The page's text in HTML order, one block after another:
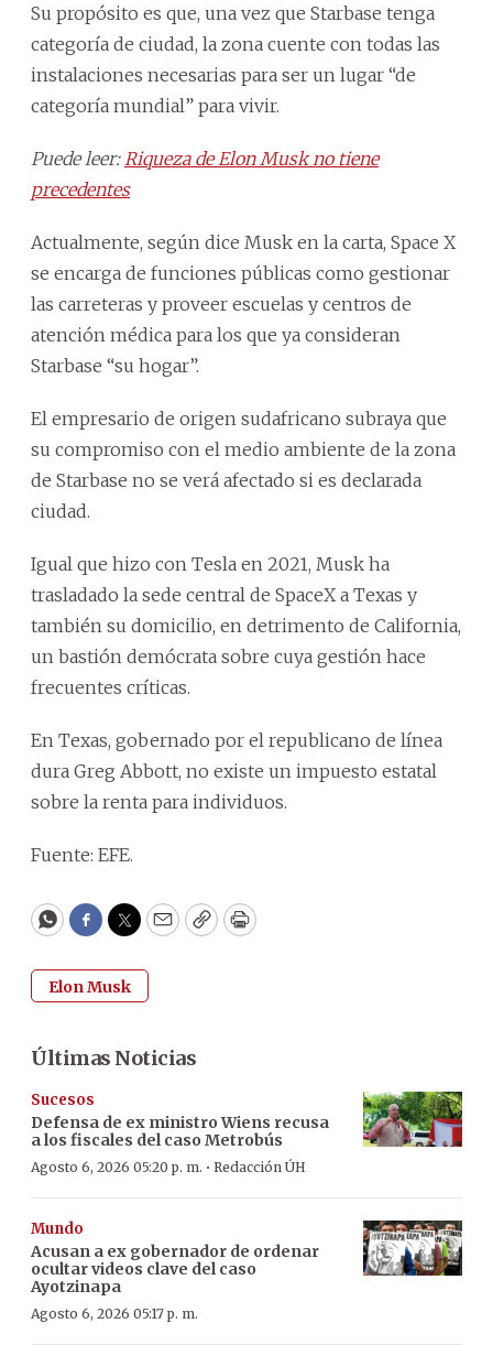
Su propósito es que, una vez que Starbase tenga
categoría de ciudad, la zona cuente con todas las
instalaciones necesarias para ser un lugar “de
categoría mundial” para vivir.
Puede leer: Riqueza de Elon Musk no tiene
precedentes
Actualmente, según dice Musk en la carta, Space X
se encarga de funciones públicas como gestionar
las carreteras y proveer escuelas y centros de
atención médica para los que ya consideran
Starbase “su hogar”.
El empresario de origen sudafricano subraya que
su compromiso con el medio ambiente de la zona
de Starbase no se verá afectado si es declarada
ciudad.
Igual que hizo con Tesla en 2021, Musk ha
trasladado la sede central de SpaceX a Texas y
también su domicilio, en detrimento de California,
un bastión demócrata sobre cuya gestión hace
frecuentes críticas.
En Texas, gobernado por el republicano de línea
dura Greg Abbott, no existe un impuesto estatal
sobre la renta para individuos.
Fuente: EFE.
WhatsApp
Facebook
Twitter
EmailCopyPrint
Elon Musk
Últimas Noticias
Sucesos
Defensa de ex ministro Wiens recusa
a los fiscales del caso Metrobús
Agosto 6, 2026 05:20 p. m. · Redacción ÚH
Mundo
Acusan a ex gobernador de ordenar
ocultar videos clave del caso
Ayotzinapa
Agosto 6, 2026 05:17 p. m.